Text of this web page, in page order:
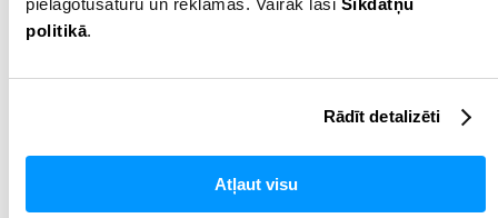
politikā.
Rādīt detalizēti
Atļaut visu